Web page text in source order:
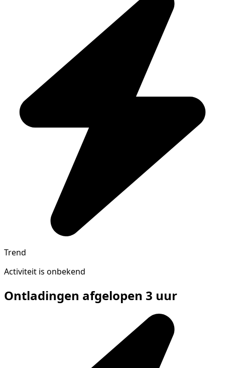
Trend
Activiteit is onbekend
Ontladingen afgelopen 3 uur